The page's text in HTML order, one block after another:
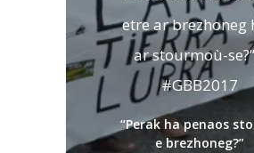
etre ar brezhoneg
ar stourmoù-
#GBB2017
“Perak ha penaos
e brezhoneg?”